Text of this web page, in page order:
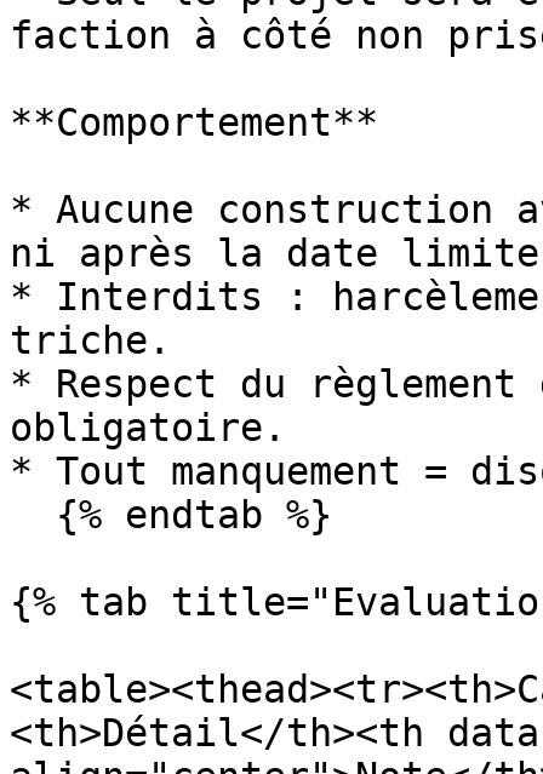
faction à côté non
**Comportement**
* Aucune construction
ni après la date
* Interdits :
triche.
* Respect du règlement
obligatoire.
* Tout manquement =
{% tab
<th>Détail</th><th